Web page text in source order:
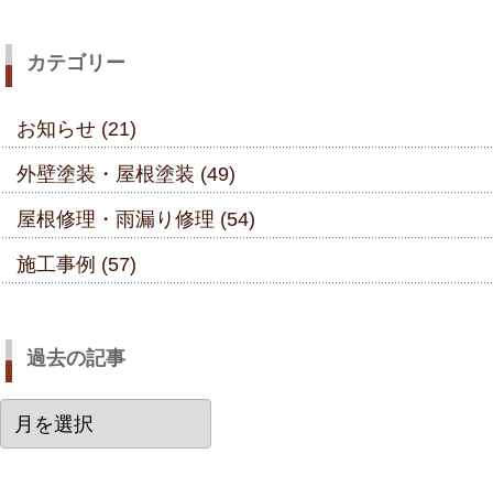
カテゴリー
お知らせ (21)
外壁塗装・屋根塗装 (49)
屋根修理・雨漏り修理 (54)
施工事例 (57)
過去の記事
去